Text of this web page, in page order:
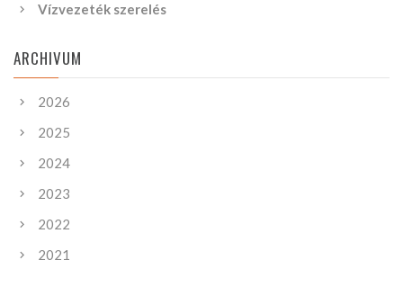
Vízvezeték szerelés
ARCHIVUM
2026
2025
2024
2023
2022
2021